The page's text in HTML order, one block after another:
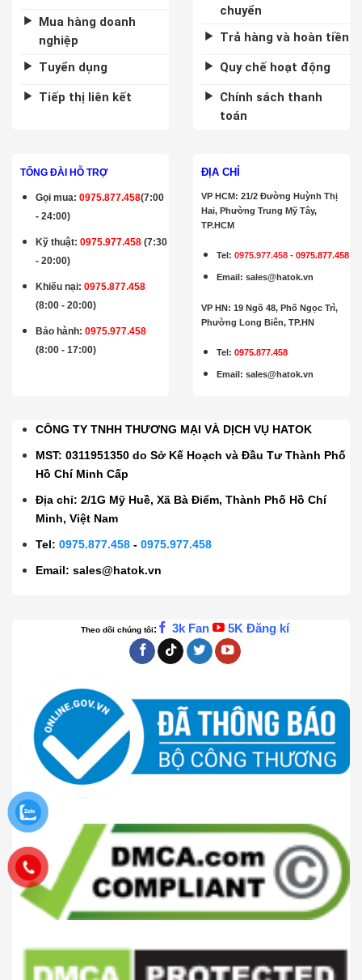
Mua hàng doanh
nghiệp
Tuyển dụng
Tiếp thị liên kết
chuyển
Trả hàng và hoàn tiền
Quy chế hoạt động
Chính sách thanh
toán
TỔNG ĐÀI HỖ TRỢ
Gọi mua:0975.877.458(7:00
- 24:00)
Kỹ thuật:0975.977.458 (7:30
- 20:00)
Khiếu nại: 0975.877.458
(8:00 - 20:00)
Bảo hành:0975.977.458
(8:00 - 17:00)
ĐỊA CHỈ
VP HCM: 21/2 Đường Huỳnh Thị
Hai, Phường Trung Mỹ Tây,
TP.HCM
Tel:0975.977.458 -0975.877.458
Email:sales@hatok.vn
VP HN: 19 Ngõ 48, Phố Ngọc Trì,
Phường Long Biên, TP.HN
Tel: 0975.877.458
Email:sales@hatok.vn
CÔNG TY TNHH THƯƠNG MẠI VÀ DỊCH VỤ HATOK
MST: 0311951350 do Sở Kế Hoạch và Đầu Tư Thành Phố
Hồ Chí Minh Cấp
Địa chỉ: 2/1G Mỹ Huề, Xã Bà Điểm, Thành Phố Hồ Chí
Minh, Việt Nam
Tel:0975.877.458 -0975.977.458
Email:sales@hatok.vn
Theo dõi chúng tôi: 3k Fan 5K Đăng kí